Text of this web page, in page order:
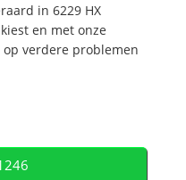
in 6229 HX
en met onze
verdere problemen